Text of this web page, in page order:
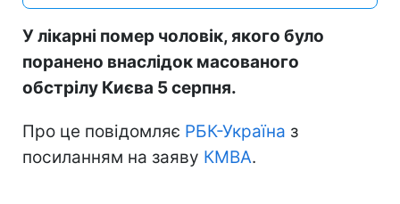
У лікарні помер чоловік, якого було
поранено внаслідок масованого
обстрілу Києва 5 серпня.
Про це повідомляє РБК-Україна з
посиланням на заяву КМВА.